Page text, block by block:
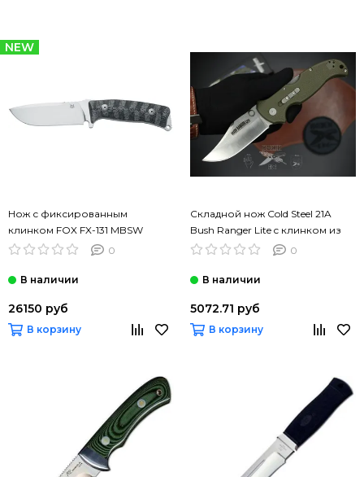
NEW
Нож с фиксированным
клинком FOX FX-131 MBSW
0
26150 руб
В корзину
Складной нож Cold Steel 21A
Bush Ranger Lite c клинком из
стали 8Cr13MoV, рукоять GRN
0
5072.71 руб
В корзину